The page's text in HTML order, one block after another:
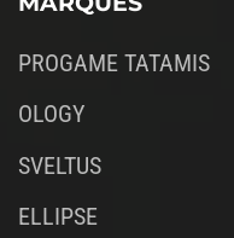
PROGAME TATAMIS
OLOGY
SVELTUS
ELLIPSE